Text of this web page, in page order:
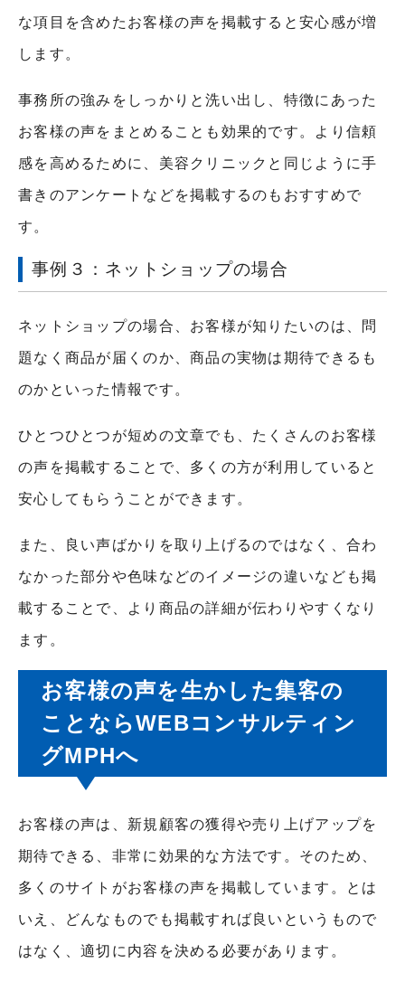
な項目を含めたお客様の声を掲載すると安心感が増
します。
事務所の強みをしっかりと洗い出し、特徴にあった
お客様の声をまとめることも効果的です。より信頼
感を高めるために、美容クリニックと同じように手
書きのアンケートなどを掲載するのもおすすめで
す。
事例３：ネットショップの場合
ネットショップの場合、お客様が知りたいのは、問
題なく商品が届くのか、商品の実物は期待できるも
のかといった情報です。
ひとつひとつが短めの文章でも、たくさんのお客様
の声を掲載することで、多くの方が利用していると
安心してもらうことができます。
また、良い声ばかりを取り上げるのではなく、合わ
なかった部分や色味などのイメージの違いなども掲
載することで、より商品の詳細が伝わりやすくなり
ます。
お客様の声を生かした集客の
ことならWEBコンサルティン
グMPHへ
お客様の声は、新規顧客の獲得や売り上げアップを
期待できる、非常に効果的な方法です。そのため、
多くのサイトがお客様の声を掲載しています。とは
いえ、どんなものでも掲載すれば良いというもので
はなく、適切に内容を決める必要があります。